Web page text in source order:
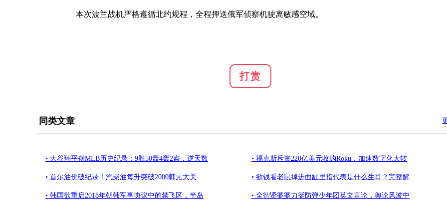
本次波兰战机严格遵循北约规程，全程押送俄军侦察机驶离敏感空域。
打赏
同类文章
• 大谷翔平创MLB历史纪录：9胜50轰4轰2盗，逆天数 • 福克斯斥资220亿美元收购Roku，加速数字化大转
• 首尔油价破纪录！汽柴油每升突破2000韩元大关 • 欲钱看老鼠掉进面缸里指代表是什么生肖？完整解
• 韩国欲重启2018年朝韩军事协议中的禁飞区，半岛 • 全智贤婆婆力挺防弹少年团英文言论，舆论风波中